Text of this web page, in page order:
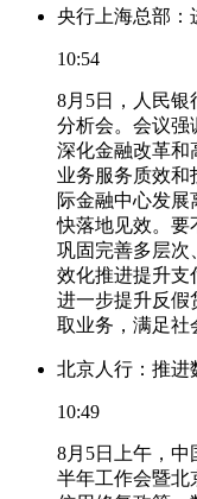
央行上海总部：
10:54
8月5日，人民
分析会。会议强
深化金融改革和
业务服务质效和
际金融中心发
快落地见效。要
巩固完善多层次
效化推进提升支
进一步提升反假
取业务，满足社
北京人行：推进
10:49
8月5日上午，中
半年工作会暨北